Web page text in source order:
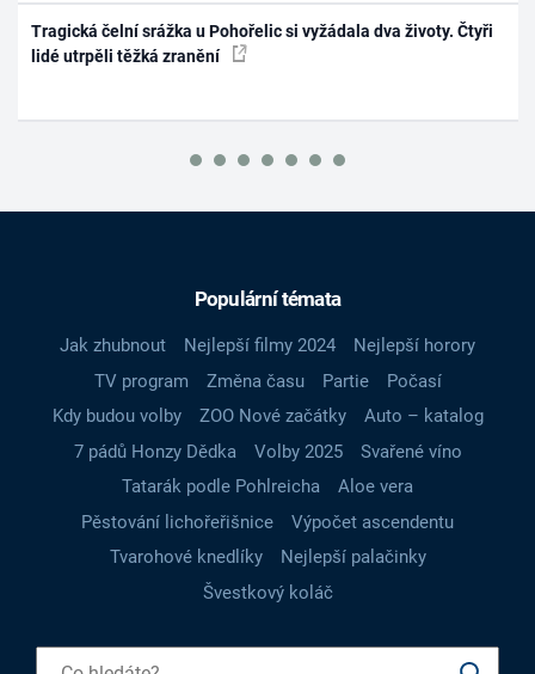
Tragická čelní srážka u Pohořelic si vyžádala dva životy. Čtyři
lidé utrpěli těžká zranění
Populární témata
Jak zhubnout Nejlepší filmy 2024
Nejlepší horory
TV program
Změna času Partie
Počasí
Kdy budou volby
ZOO Nové začátky
Auto – katalog
7 pádů Honzy Dědka
Volby 2025
Svařené víno
Tatarák podle Pohlreicha
Aloe vera
Pěstování lichořeřišnice
Výpočet ascendentu
Tvarohové knedlíky
Nejlepší palačinky
Švestkový koláč